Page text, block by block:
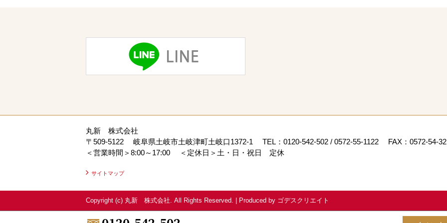
2025/11/20
す！ 今回は、建物の耐
丸新 株式会社
〒509-5122
岐阜県土岐市土岐津町土岐口1372-1 TEL： 0120-542-502 / 0572-55-1122
FAX：0572-54-
＜営業時間＞8:00～17:00
＜定休日＞土・日・祝日 定休
サイトマップ
Copyright (c) 丸新 株式会社. All Rights Reserved. Produced by ゴデスクリエイト